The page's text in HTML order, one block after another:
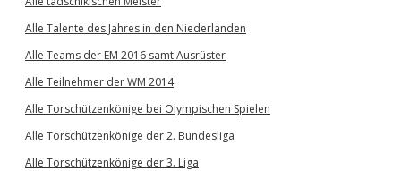
Alle Talente des Jahres in den Niederlanden
Alle Teams der EM 2016 samt Ausrüster
Alle Teilnehmer der WM 2014
Alle Torschützenkönige bei Olympischen Spielen
Alle Torschützenkönige der 2. Bundesliga
Alle Torschützenkönige der 3. Liga